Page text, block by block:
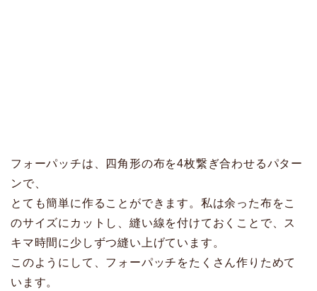
フォーパッチは、四角形の布を4枚繋ぎ合わせるパター
ンで、
とても簡単に作ることができます。私は余った布をこ
のサイズにカットし、縫い線を付けておくことで、ス
キマ時間に少しずつ縫い上げています。
このようにして、フォーパッチをたくさん作りためて
います。